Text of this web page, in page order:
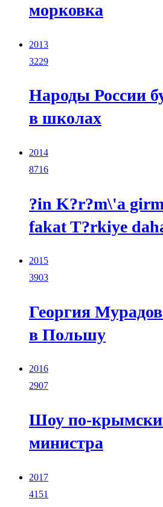
морковка
2013
3229
Народы России
в школах
2014
8716
?in K?r?m\'a
fakat T?rkiye
2015
3903
Георгия
в Польшу
2016
2907
Шоу по-
министра
2017
4151